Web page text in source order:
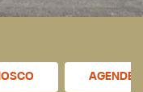
AGENDE